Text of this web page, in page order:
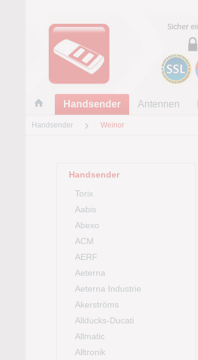
Handsender Antennen
Handsender Weinor
Handsender
Torix
Aabis
Abexo
ACM
AERF
Aeterna
Aeterna Industrie
Akerströms
Allducks-Ducati
Allmatic
Alltronik